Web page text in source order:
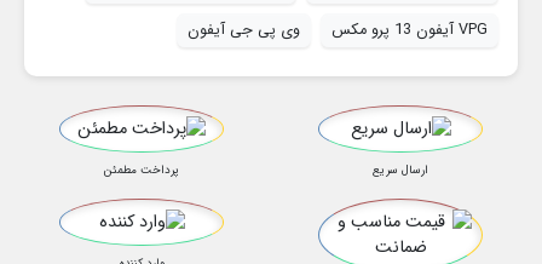
VPG آیفون 13 پرو مکس
وی پی جی آیفون
ارسال سریع پرداخت مطمئن